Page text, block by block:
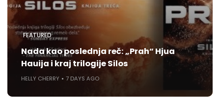
FEATURED
Nada kao poslednja reč: „Prah“ Hjua
Hauija i kraj trilogije Silos
HELLY CHERRY 7 DAYS AGO